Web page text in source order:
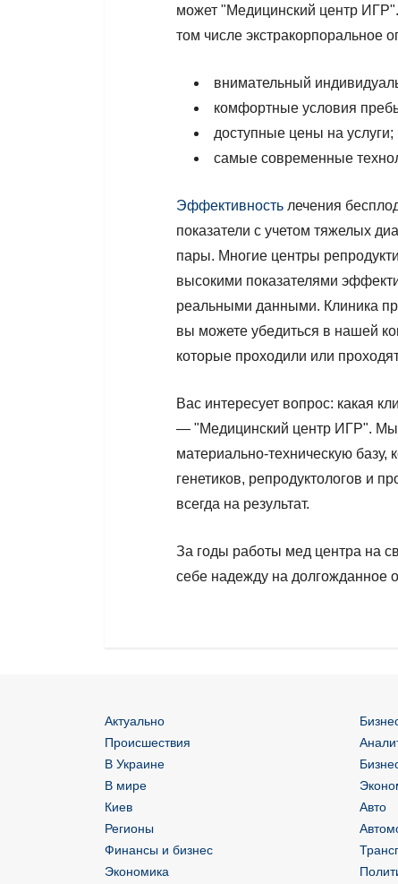
может "Медицинский центр
том числе экстракорпоральное
внимательный
комфортные условия
доступные цены на услуги;
самые современные
Эффективность лечения
показатели с учетом тяжелых
пары. Многие центры
высокими показателями
реальными данными. Клиника
вы можете убедиться в нашей
которые проходили или
Вас интересует вопрос: какая
— "Медицинский центр ИГР".
материально-техническую
генетиков, репродуктологов и
всегда на результат.
За годы работы мед центра на
себе надежду на долгожданное
Актуально
Происшествия
В Украине
В мире
Киев
Регионы
Финансы и бизнес
Экономика
Авто